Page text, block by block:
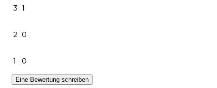
3 1
2 0
1 0
Eine Bewertung schreiben